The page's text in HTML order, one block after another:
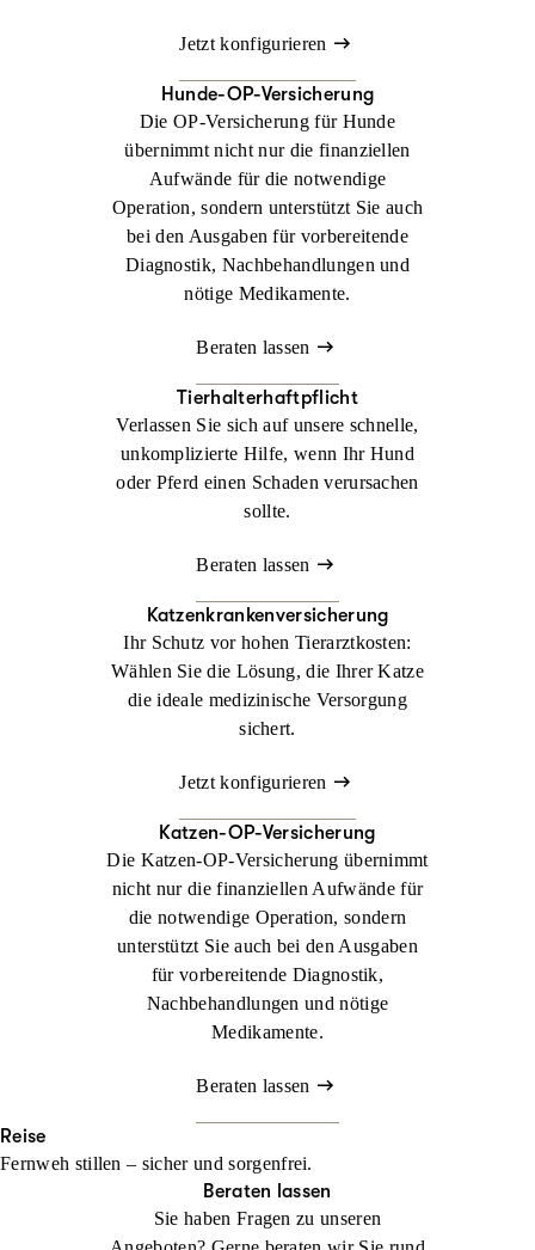
Jetzt konfigurieren
Hunde-OP-Versicherung
Die OP-Versicherung für Hunde
übernimmt nicht nur die finanziellen
Aufwände für die notwendige
Operation, sondern unterstützt Sie auch
bei den Ausgaben für vorbereitende
Diagnostik, Nachbehandlungen und
nötige Medikamente.
Beraten lassen
Tierhalterhaftpflicht
Verlassen Sie sich auf unsere schnelle,
unkomplizierte Hilfe, wenn Ihr Hund
oder Pferd einen Schaden verursachen
sollte.
Beraten lassen
Katzenkrankenversicherung
Ihr Schutz vor hohen Tierarztkosten:
Wählen Sie die Lösung, die Ihrer Katze
die ideale medizinische Versorgung
sichert.
Jetzt konfigurieren
Katzen-OP-Versicherung
Die Katzen-OP-Versicherung übernimmt
nicht nur die finanziellen Aufwände für
die notwendige Operation, sondern
unterstützt Sie auch bei den Ausgaben
für vorbereitende Diagnostik,
Nachbehandlungen und nötige
Medikamente.
Beraten lassen
Reise
Fernweh stillen – sicher und sorgenfrei.
Beraten lassen
Sie haben Fragen zu unseren